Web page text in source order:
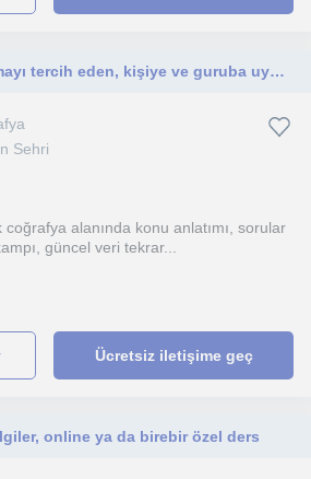
Eğitimde BDE kullanmayı tercih eden, kişiye ve guruba uygun öğrenme teknikleri ile MEB sınavlarına hazırlık dersleri veriyorum
Sehri
alanında konu anlatımı, sorular
güncel veri tekrar...
Ücretsiz iletişime geç
online ya da birebir özel ders